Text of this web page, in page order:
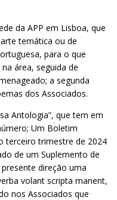
da APP em Lisboa, que
temática ou de
para o que
área, seguida de
a segunda
dos Associados.
Antologia”, que tem em
Um Boletim
terceiro trimestre de 2024
de um Suplemento de
direção uma
volant scripta manent,
nos Associados que